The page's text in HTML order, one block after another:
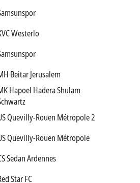
Westerlo
Beitar Jerusalem
Hapoel Hadera Shulam
Quevilly-Rouen Métropole 2
Quevilly-Rouen Métropole
Sedan Ardennes
Star FC